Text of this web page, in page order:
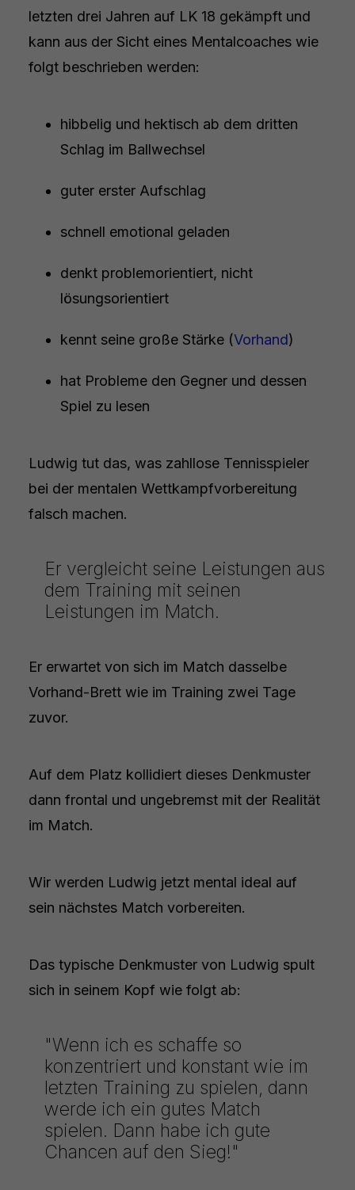
letzten drei Jahren auf LK 18 gekämpft und
kann aus der Sicht eines Mentalcoaches wie
folgt beschrieben werden:
hibbelig und hektisch ab dem dritten
Schlag im Ballwechsel
guter erster Aufschlag
schnell emotional geladen
denkt problemorientiert, nicht
lösungsorientiert
kennt seine große Stärke (Vorhand)
hat Probleme den Gegner und dessen
Spiel zu lesen
Ludwig tut das, was zahllose Tennisspieler
bei der mentalen Wettkampfvorbereitung
falsch machen.
Er vergleicht seine Leistungen aus
dem Training mit seinen
Leistungen im Match.
Er erwartet von sich im Match dasselbe
Vorhand-Brett wie im Training zwei Tage
zuvor.
Auf dem Platz kollidiert dieses Denkmuster
dann frontal und ungebremst mit der Realität
im Match.
Wir werden Ludwig jetzt mental ideal auf
sein nächstes Match vorbereiten.
Das typische Denkmuster von Ludwig spult
sich in seinem Kopf wie folgt ab:
"Wenn ich es schaffe so
konzentriert und konstant wie im
letzten Training zu spielen, dann
werde ich ein gutes Match
spielen. Dann habe ich gute
Chancen auf den Sieg!"